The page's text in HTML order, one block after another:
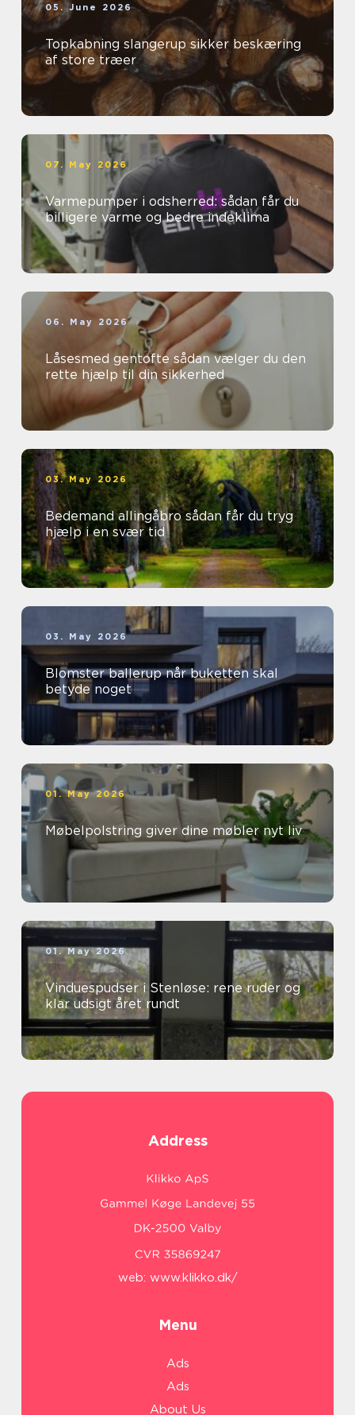
05. June 2026
Topkabning slangerup sikker beskæring
af store træer
07. May 2026
Varmepumper i odsherred: sådan får du
billigere varme og bedre indeklima
06. May 2026
Låsesmed gentofte sådan vælger du den
rette hjælp til din sikkerhed
03. May 2026
Bedemand allingåbro sådan får du tryg
hjælp i en svær tid
03. May 2026
Blomster ballerup når buketten skal
betyde noget
01. May 2026
Møbelpolstring giver dine møbler nyt liv
01. May 2026
Vinduespudser i Stenløse: rene ruder og
klar udsigt året rundt
Address
web: www.klikko.dk/
Menu
Ads
Ads
About Us